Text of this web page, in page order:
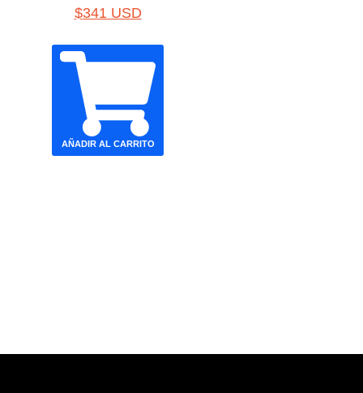
$341 USD
AÑADIR AL CARRITO